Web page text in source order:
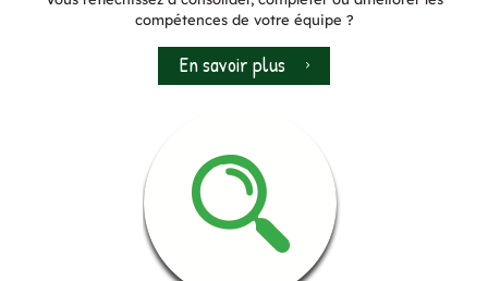
compétences de votre équipe ?
En savoir plus